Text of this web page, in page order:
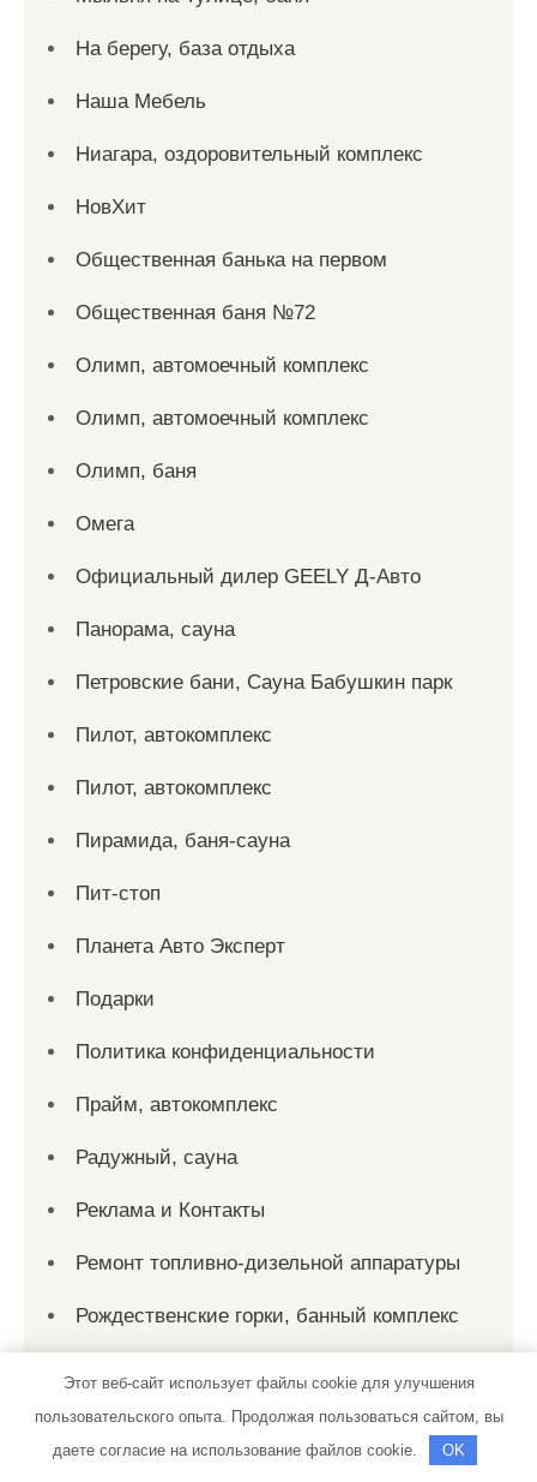
На берегу, база отдыха
Наша Мебель
Ниагара, оздоровительный комплекс
НовХит
Общественная банька на первом
Общественная баня №72
Олимп, автомоечный комплекс
Олимп, автомоечный комплекс
Олимп, баня
Омега
Официальный дилер GEELY Д-Авто
Панорама, сауна
Петровские бани, Сауна Бабушкин парк
Пилот, автокомплекс
Пилот, автокомплекс
Пирамида, баня-сауна
Пит-стоп
Планета Авто Эксперт
Подарки
Политика конфиденциальности
Прайм, автокомплекс
Радужный, сауна
Реклама и Контакты
Ремонт топливно-дизельной аппаратуры
Рождественские горки, банный комплекс
Русские Бани
Этот веб-сайт использует файлы cookie для улучшения
пользовательского опыта. Продолжая пользоваться сайтом, вы
даете согласие на использование файлов cookie.
OK